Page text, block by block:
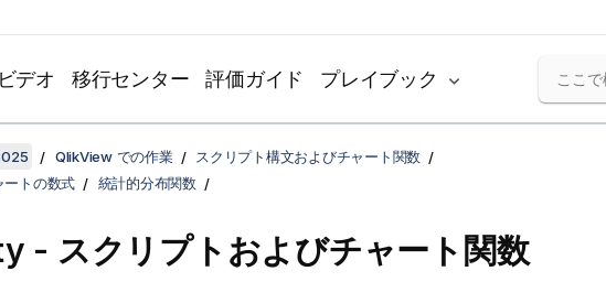
ビデオ 移行センター 評価ガイド プレイブック
QlikView での作業
スクリプト構文およびチャート関数
ートの数式
統計的分布関数
- スクリプトおよびチャート関数